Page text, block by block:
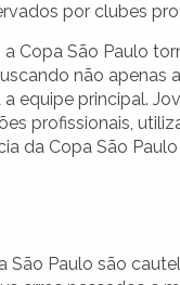
por clubes
Copa São Paulo
não apenas
equipe principal.
profissionais,
da Copa São
Paulo são